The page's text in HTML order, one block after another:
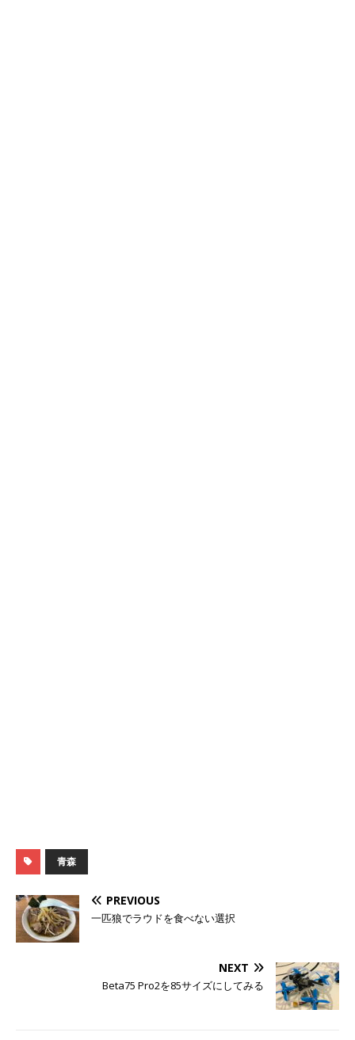
青森
PREVIOUS
一匹狼でラウドを食べない選択
NEXT
Beta75 Pro2を85サイズにしてみる